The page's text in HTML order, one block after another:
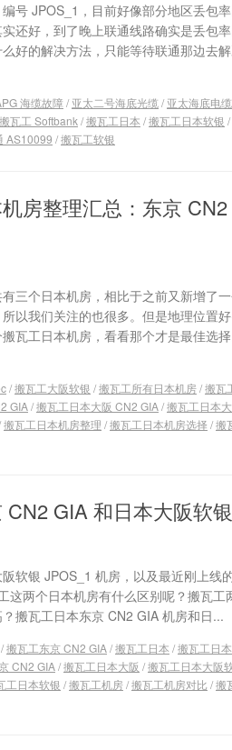
号 JPOS_1，目前好像部分地区丢包
还好，到了晚上联通线路确实是丢包
好的解决方法，只能等待联通那边去
海缆故障 / 亚太二号海底光缆 / 亚太海底电
搬瓦工 Softbank /搬瓦工日本 /搬瓦工日本软银 /
AS10099 /搬瓦工软银
房整理汇总：东京
三个日本机房，相比于之前又新增了
以我们关注的也很多。但是地理位置
瓦工日本机房，看看那个才是最佳选
/搬瓦工大阪软银 /搬瓦工所有日本机房/搬瓦
GIA/搬瓦工日本大阪 CN2 GIA/搬瓦工日本
搬瓦工日本机房整理 /搬瓦工日本机房选择 /搬
GIA 和日本大阪软
软银 JPOS_1 机房，以及最近刚上线
这两个日本机房有什么区别呢？搬瓦工
搬瓦工日本东京 CN2 GIA 机房和日...
/搬瓦工东京 CN2 GIA/搬瓦工日本 /搬瓦工日
CN2 GIA/搬瓦工日本大阪 /搬瓦工日本大阪
工日本软银 /搬瓦工机房/搬瓦工机房对比/搬